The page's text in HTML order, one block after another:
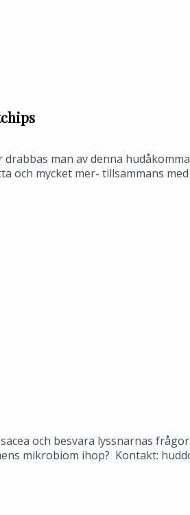
man av denna
och mycket mer- tillsammans
och besvara lyssnarnas
mikrobiom ihop? Kontakt: